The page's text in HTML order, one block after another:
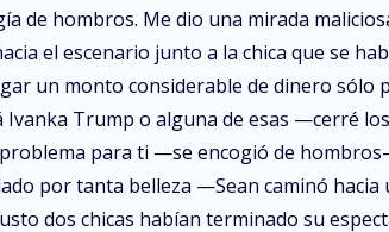
de hombros. Me dio una mirada
el escenario junto a la chica que se
un monto considerable de dinero sólo
Trump o alguna de esas —cerré
para ti —se encogió de
por tanta belleza —Sean caminó
dos chicas habían terminado su